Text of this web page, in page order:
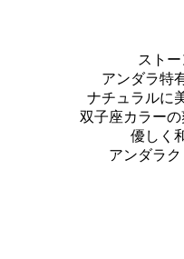
スト
アンダラ特
ナチュラルに
双子座カラー
優しく
アンダラ